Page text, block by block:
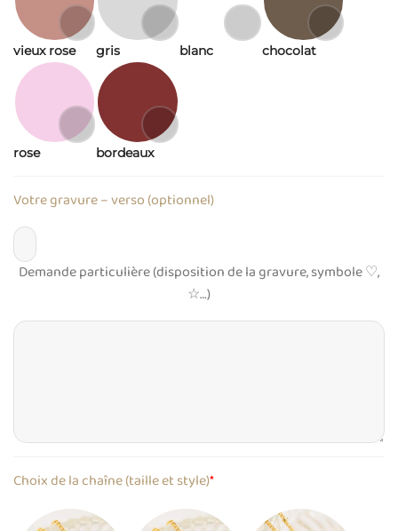
vieux rose gris blanc chocolat
rose bordeaux
Votre gravure – verso (optionnel)
Demande particulière (disposition de la gravure, symbole ♡,
☆…)
*
Choix de la chaîne (taille et style)